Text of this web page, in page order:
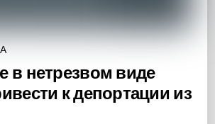
в нетрезвом виде
к депортации из